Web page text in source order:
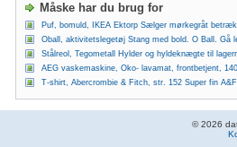
Måske har du brug for
Puf, bomuld, IKEA Ektorp Sælger mørkegråt
Oball, aktivitetslegetøj Stang med bold. O Ball. Gå
Stålreol, Tegometall Hylder og hyldeknægte til
AEG vaskemaskine, Oko- lavamat, frontbetjent,
T-shirt, Abercrombie & Fitch, str. 152 Super fin
© 2026